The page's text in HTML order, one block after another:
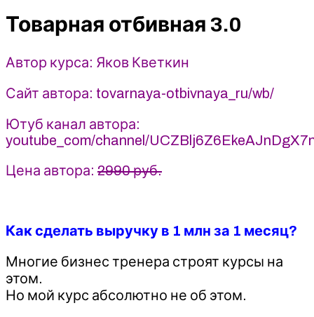
Яков
Кветкин
Товарная отбивная 3.0
Автор курса: Яков Кветкин
Сайт автора: tovarnaya-otbivnaya_ru/wb/
Ютуб канал автора:
youtube_com/channel/
Цена автора: 2990 руб.
Как сделать выручку в 1 млн за 1 месяц?
Многие бизнес тренера строят курсы на
этом.
Но мой курс абсолютно не об этом.